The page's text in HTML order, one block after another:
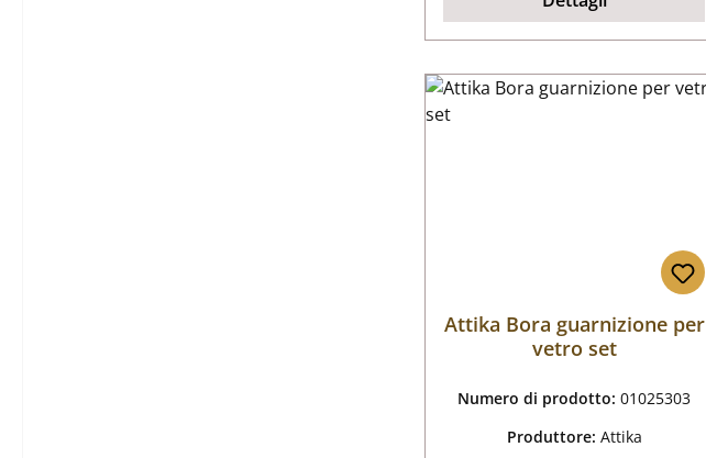
Attika Bora guarnizione per
vetro set
Numero di prodotto:01025303
Produttore: Attika